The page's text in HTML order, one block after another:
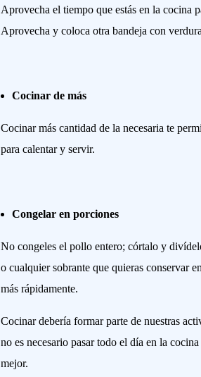
Aprovecha el tiempo que estás en la cocina
Aprovecha y coloca otra bandeja con
Cocinar de más
Cocinar más cantidad de la necesaria te
para calentar y servir.
Congelar en porciones
No congeles el pollo entero; córtalo y
o cualquier sobrante que quieras conservar
más rápidamente.
Cocinar debería formar parte de nuestras
no es necesario pasar todo el día en la
mejor.